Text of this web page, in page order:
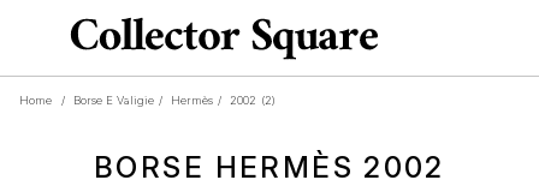
Home / Borse E Valigie / Hermès / 2002 (2)
BORSE HERMÈS 2002